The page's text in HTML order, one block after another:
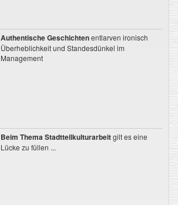
Authentische Geschichtenentlarven ironisch
Überheblichkeit und Standesdünkel im
Management
Beim Thema Stadtteilkulturarbeitgilt es eine
Lücke zu füllen ...